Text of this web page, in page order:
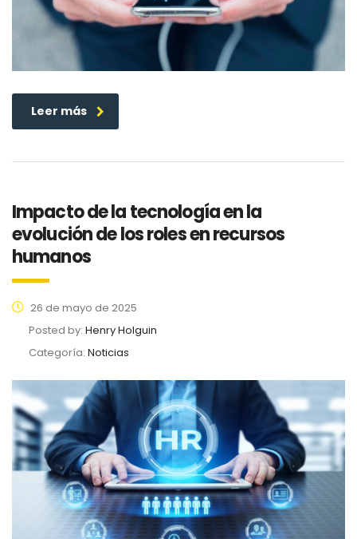
Leer más
Impacto de la tecnología en la
evolución de los roles en recursos
humanos
26 de mayo de 2025
Posted by: Henry Holguin
Categoría: Noticias